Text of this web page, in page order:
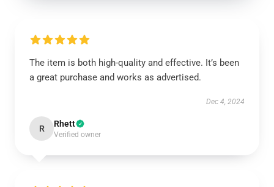
The item is both high-quality and effective. It’s been
a great purchase and works as advertised.
Dec 4, 2024
R Rhett
Verified owner